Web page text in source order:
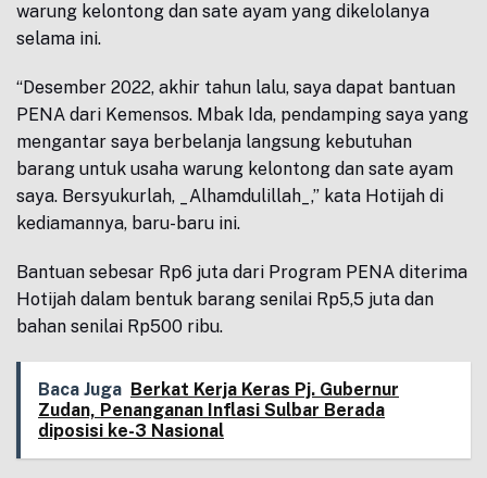
warung kelontong dan sate ayam yang dikelolanya
selama ini.
“Desember 2022, akhir tahun lalu, saya dapat bantuan
PENA dari Kemensos. Mbak Ida, pendamping saya yang
mengantar saya berbelanja langsung kebutuhan
barang untuk usaha warung kelontong dan sate ayam
saya. Bersyukurlah, _Alhamdulillah_,” kata Hotijah di
kediamannya, baru-baru ini.
Bantuan sebesar Rp6 juta dari Program PENA diterima
Hotijah dalam bentuk barang senilai Rp5,5 juta dan
bahan senilai Rp500 ribu.
Baca Juga Berkat Kerja Keras Pj. Gubernur
Zudan, Penanganan Inflasi Sulbar Berada
diposisi ke-3 Nasional